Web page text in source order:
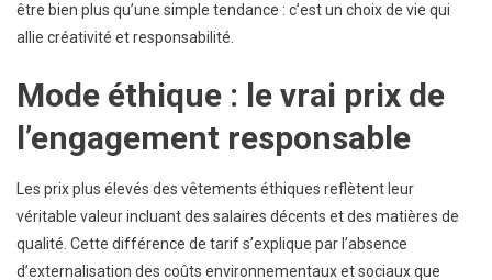
être bien plus qu’une simple tendance : c’est un choix de vie qui
allie créativité et responsabilité.
Mode éthique : le vrai prix de
l’engagement responsable
Les prix plus élevés des vêtements éthiques reflètent leur
véritable valeur incluant des salaires décents et des matières de
qualité. Cette différence de tarif s’explique par l’absence
d’externalisation des coûts environnementaux et sociaux que